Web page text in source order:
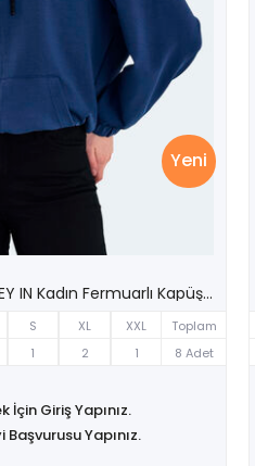
Yeni
Slazenger KIMBERLEY IN Kadın Fermuarlı Kapüşonlu Cepli Indigo Sweatshırt
S XL XXL
Toplam
1 2 1 8 Adet
Giriş Yapınız.
Yapınız.